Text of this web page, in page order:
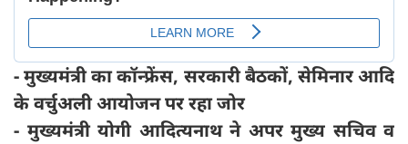
- मुख्यमंत्री का कॉन्फ्रेंस, सरकारी बैठकों, सेमिनार आदि
के वर्चुअली आयोजन पर रहा जोर
- मुख्यमंत्री योगी आदित्यनाथ ने अपर मुख्य सचिव व